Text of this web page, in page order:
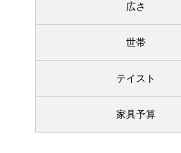
広さ
世帯
テイスト
家具予算